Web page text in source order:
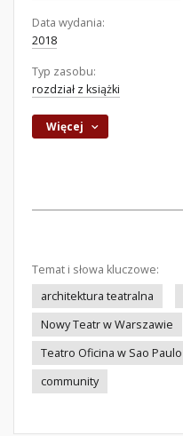
Data wydania:
2018
Typ zasobu:
rozdział z książki
Więcej
Temat i słowa kluczowe:
architektura teatralna
Nowy Teatr w Warszawie
Teatro Oficina w Sao Paulo
community